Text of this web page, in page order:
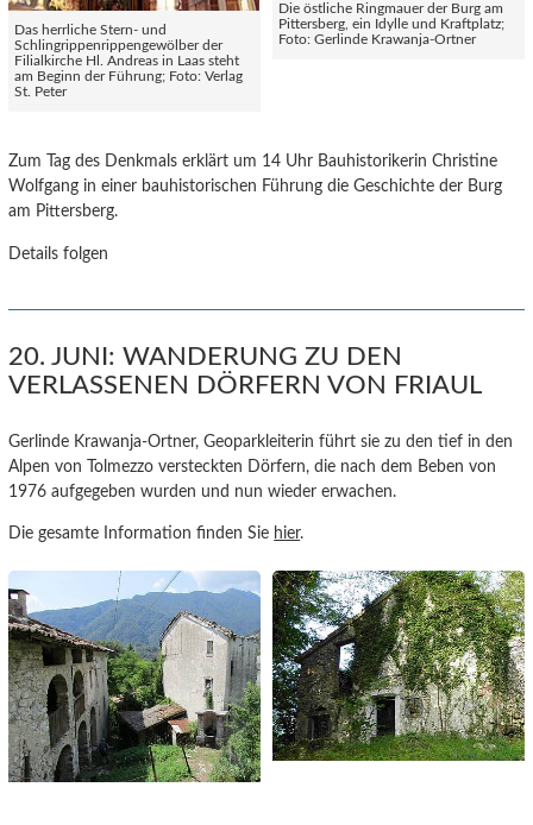
Das herrliche Stern- und
Schlingrippenrippengewölber der
Filialkirche Hl. Andreas in Laas steht
am Beginn der Führung; Foto: Verlag
St. Peter
Die östliche Ringmauer der Burg am
Pittersberg, ein Idylle und Kraftplatz;
Foto: Gerlinde Krawanja-Ortner
Zum Tag des Denkmals erklärt um 14 Uhr Bauhistorikerin Christine
Wolfgang in einer bauhistorischen Führung die Geschichte der Burg
am Pittersberg.
Details folgen
20. JUNI: WANDERUNG ZU DEN
VERLASSENEN DÖRFERN VON FRIAUL
Gerlinde Krawanja-Ortner, Geoparkleiterin führt sie zu den tief in den
Alpen von Tolmezzo versteckten Dörfern, die nach dem Beben von
1976 aufgegeben wurden und nun wieder erwachen.
Die gesamte Information finden Sie hier.